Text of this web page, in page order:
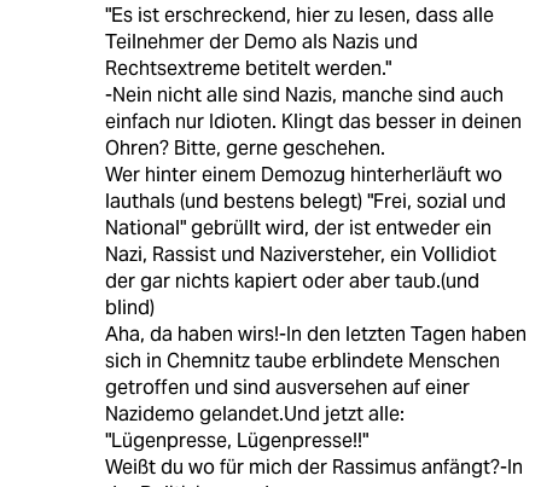
"Es ist erschreckend, hier zu lesen, dass alle
Teilnehmer der Demo als Nazis und
Rechtsextreme betitelt werden."
-Nein nicht alle sind Nazis, manche sind auch
einfach nur Idioten. Klingt das besser in deinen
Ohren? Bitte, gerne geschehen.
Wer hinter einem Demozug hinterherläuft wo
lauthals (und bestens belegt) "Frei, sozial und
National" gebrüllt wird, der ist entweder ein
Nazi, Rassist und Naziversteher, ein Vollidiot
der gar nichts kapiert oder aber taub.(und
blind)
Aha, da haben wirs!-In den letzten Tagen haben
sich in Chemnitz taube erblindete Menschen
getroffen und sind ausversehen auf einer
Nazidemo gelandet.Und jetzt alle:
"Lügenpresse, Lügenpresse!!"
Weißt du wo für mich der Rassimus anfängt?-In